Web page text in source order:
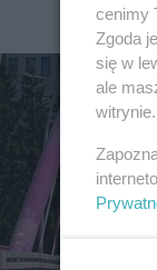
cenimy
Zgoda
się w
ale
witrynie.